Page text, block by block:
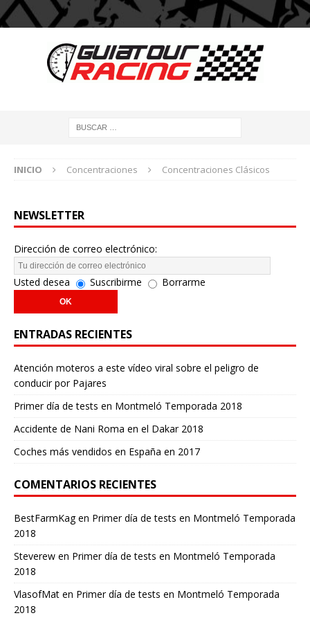
INICIO Concentraciones Concentraciones Clásicos
NEWSLETTER
Dirección de correo electrónico:
Usted desea Suscribirme Borrarme
ENTRADAS RECIENTES
Atención moteros a este vídeo viral sobre el peligro de
conducir por Pajares
Primer día de tests en Montmeló Temporada 2018
Accidente de Nani Roma en el Dakar 2018
Coches más vendidos en España en 2017
COMENTARIOS RECIENTES
BestFarmKagen Primer día de tests en Montmeló Temporada
2018
Steverew en Primer día de tests en Montmeló Temporada
2018
VlasofMat en Primer día de tests en Montmeló Temporada
2018